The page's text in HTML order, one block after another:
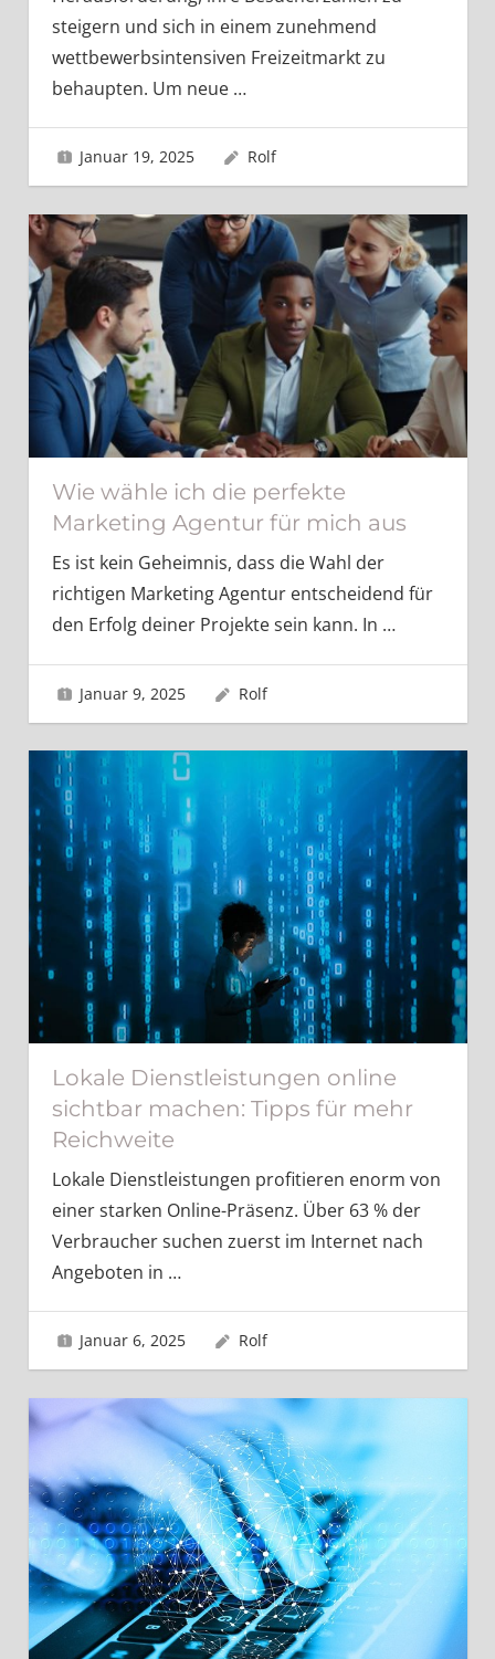
steigern und sich in einem zunehmend
wettbewerbsintensiven Freizeitmarkt zu
behaupten. Um neue …
Januar 19, 2025 Rolf
Wie wähle ich die perfekte
Marketing Agentur für mich aus
Es ist kein Geheimnis, dass die Wahl der
richtigen Marketing Agentur entscheidend für
den Erfolg deiner Projekte sein kann. In …
Januar 9, 2025 Rolf
Lokale Dienstleistungen online
sichtbar machen: Tipps für mehr
Reichweite
Lokale Dienstleistungen profitieren enorm von
einer starken Online-Präsenz. Über 63 % der
Verbraucher suchen zuerst im Internet nach
Angeboten in …
Januar 6, 2025 Rolf